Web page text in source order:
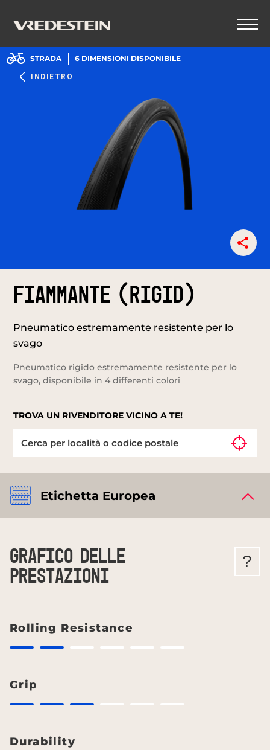
INDIETRO
STRADA 6 DIMENSIONI DISPONIBILE
FIAMMANTE (RIGID)
Pneumatico estremamente resistente per lo
svago
Pneumatico rigido estremamente resistente per lo
svago, disponibile in 4 differenti colori
TROVA UN RIVENDITORE VICINO A TE!
Etichetta Europea
GRAFICO DELLE
PRESTAZIONI
?
Rolling Resistance
Grip
Durability